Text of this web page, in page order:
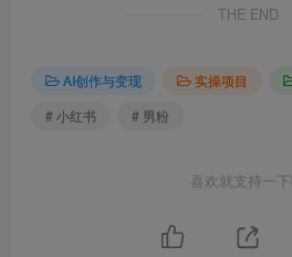
THE END
AI创作与变现 实操项目
# 小红书
# 男粉
喜欢就支持一